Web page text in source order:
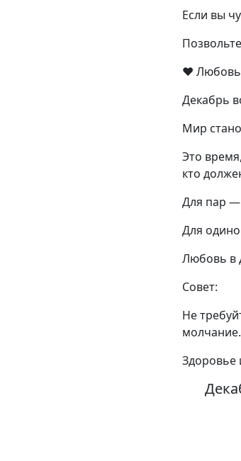
Если вы
❤️ Любовь
Декабрь
Мир
Это
кто
Для пар —
Для
Любовь в
Совет:
Не
молчание.
Здоровье